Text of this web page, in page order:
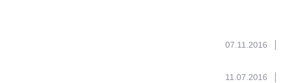
07.11.2016
11.07.2016